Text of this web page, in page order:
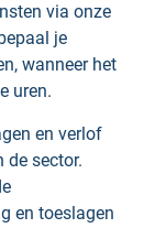
via onze
je
wanneer het
uren.
en verlof
de sector.
en toeslagen